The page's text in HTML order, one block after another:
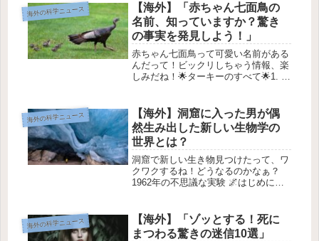
海外の科学ニュース
【海外】「赤ちゃん七面鳥の
名前、知っていますか？驚き
の事実を発見しよう！」
赤ちゃん七面鳥って可愛い名前がある
んだって！ビックリしちゃう情報、楽
しみだね！🌟ターキーのすべて🌟1. タ
リスマスのお祝いを連想するけど、実
はすごい特徴を持った鳥なんです。...
海外の科学ニュース
【海外】洞窟に入った男が偶
然生み出した新しい生物学の
世界とは？
洞窟で新しい生き物見つけたって、ワ
クワクするね！どうなるのかなぁ？
1962年の不思議な実験 🌌はじめに
一人の男が2ヶ月以上ぶりに地上に出
てきました。彼の名前は、ミシェル...
海外の科学ニュース
【海外】「ゾッとする！死に
まつわる驚きの迷信10選」